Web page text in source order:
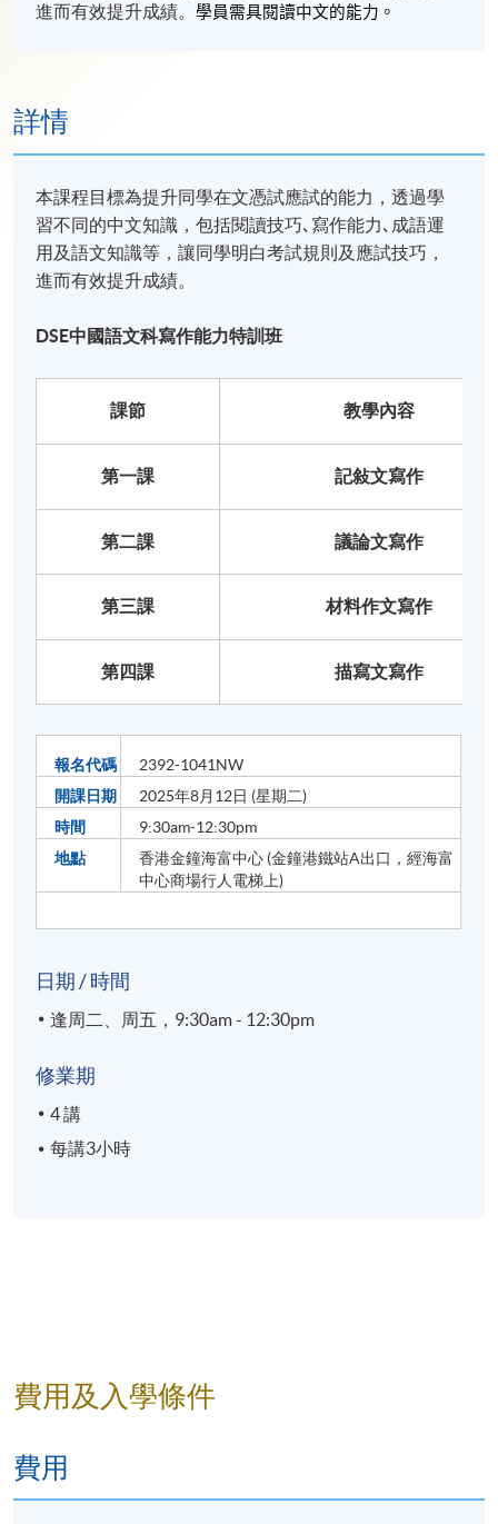
進而有效提升成績。學員需具閱讀中文的能力。
詳情
本課程目標為提升同學在文憑試應試的能力，透過學
習不同的中文知識，包括閱讀技巧､寫作能力､成語運
用及語文知識等，讓同學明白考試規則及應試技巧，
進而有效提升成績。
DSE中國語文科寫作能力特訓班
課節 教學內容
第一課 記敍文寫作
第二課 議論文寫作
第三課 材料作文寫作
第四課 描寫文寫作
報名代碼
2392-1041NW
開課日期
2025年8月12日 (星期二)
時間
9:30am-12:30pm
地點
香港金鐘海富中心 (金鐘港鐵站A出口，經海富
中心商場行人電梯上)
日期 / 時間
逢周二、周五，9:30am - 12:30pm
修業期
4 講
每講3小時
費用及入學條件
費用